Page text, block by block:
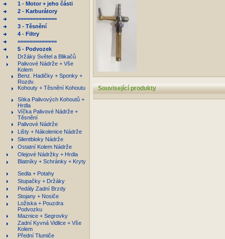
1 - Motor + jeho části
2 - Karburátory
=============
3 - Těsnění
4 - Filtry
=============
5 - Podvozek
Držáky Světel a Blikačů
Palivové Nádrže + Vše
Kolem
Benz. Hadičky + Sponky +
Rozdv.
Kohouty + Těsnění Kohoutu
Sítka Palivových Kohoutů +
Hrdla
Víčka Palivové Nádrže +
Těsnění
Palivové Nádrže
Lišty + Nákolenice Nádrže
Silentbloky Nádrže
Ostatní Kolem Nádrže
Olejové Nádržky + Hrdla
Blatníky + Schránky + Kryty
Sedla + Potahy
Stupačky + Držáky
Pedály Zadní Brzdy
Stojany + Nosiče
Ložiska + Pouzdra
Podvozku
Maznice + Segrovky
Zadní Kyvná Vidlice + Vše
Kolem
Přední Tlumiče
Související produkty